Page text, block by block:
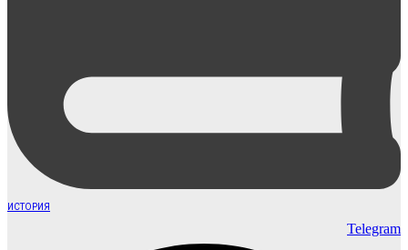
ИСТОРИЯ
Telegram